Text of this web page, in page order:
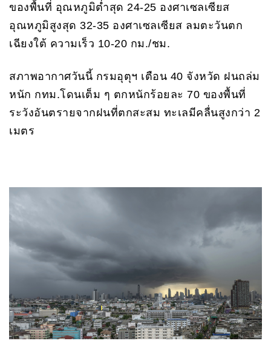
ของพื้นที่ อุณหภูมิต่ำสุด 24-25 องศาเซลเซียส
อุณหภูมิสูงสุด 32-35 องศาเซลเซียส ลมตะวันตก
เฉียงใต้ ความเร็ว 10-20 กม./ชม.
สภาพอากาศวันนี้ กรมอุตุฯ เตือน 40 จังหวัด ฝนถล่ม
หนัก กทม.โดนเต็ม ๆ ตกหนักร้อยละ 70 ของพื้นที่
ระวังอันตรายจากฝนที่ตกสะสม ทะเลมีคลื่นสูงกว่า 2
เมตร